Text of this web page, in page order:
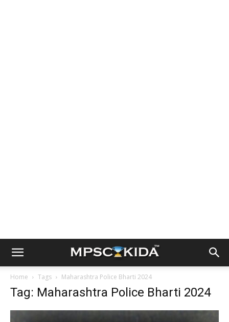
Home Tags Maharashtra Police Bharti 2024
Tag: Maharashtra Police Bharti 2024